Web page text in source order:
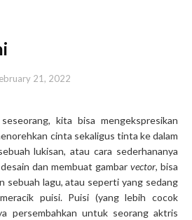
21, 2022
kita bisa mengekspresikan
cinta sekaligus tinta ke dalam
lukisan, atau cara sederhananya
dan membuat gambar vector, bisa
sebuah lagu, atau seperti yang sedang
puisi. Puisi (yang lebih cocok
persembahkan untuk seorang aktris